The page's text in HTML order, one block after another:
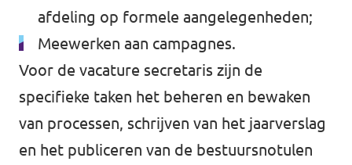
afdeling op formele aangelegenheden;
Meewerken aan campagnes.
Voor de vacature secretaris zijn de
specifieke taken het beheren en bewaken
van processen, schrijven van het jaarverslag
en het publiceren van de bestuursnotulen